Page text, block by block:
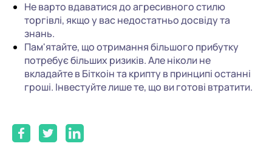
Не варто вдаватися до агресивного стилю
торгівлі, якщо у вас недостатньо досвіду та
знань.
Пам'ятайте, що отримання більшого прибутку
потребує більших ризиків. Але ніколи не
вкладайте в Біткоін та крипту в принципі останні
гроші. Інвестуйте лише те, що ви готові втратити.